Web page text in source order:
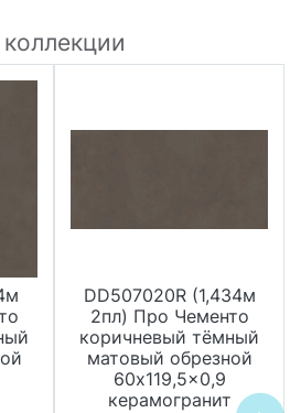
DD507020R (1,434м
2пл) Про Чементо
коричневый тёмный
матовый обрезной
60x119,5x0,9
керамогранит